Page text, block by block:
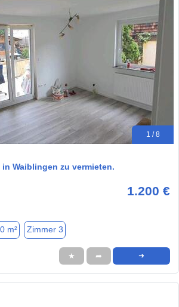
1 / 8
Waiblingen zu vermieten.
1.200 €
m² Zimmer 3
★ ➦ ➜